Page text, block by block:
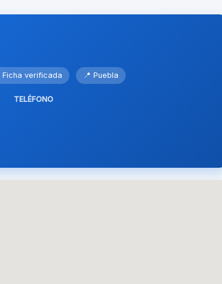
Ficha verificada 📍 Puebla
TELÉFONO